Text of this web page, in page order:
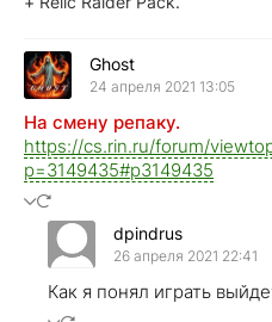
Ghost
24 апреля 2021 13:05
На смену репаку.
https://cs.rin.ru/forum/
p=3149435#p3149435
dpindrus
26 апреля 2021 22:41
Как я понял играть